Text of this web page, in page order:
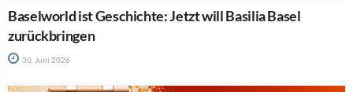
Baselworld ist Geschichte: Jetzt will Basilia Basel
zurückbringen
30. Juni 2026